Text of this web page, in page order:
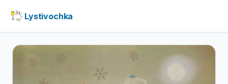
Lystivochka